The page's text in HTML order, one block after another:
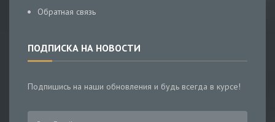
Обратная связь
ПОДПИСКА НА НОВОСТИ
Подпишись на наши обновления и будь всегда в курсе!